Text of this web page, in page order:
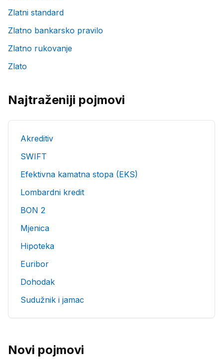
Zlatni standard
Zlatno bankarsko pravilo
Zlatno rukovanje
Zlato
Najtraženiji pojmovi
Akreditiv
SWIFT
Efektivna kamatna stopa (EKS)
Lombardni kredit
BON 2
Mjenica
Hipoteka
Euribor
Dohodak
Sudužnik i jamac
Novi pojmovi